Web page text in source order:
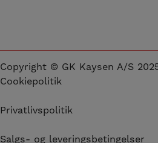
Copyright © GK Kaysen A/S
Cookiepolitik
Privatlivspolitik
Salgs- og leveringsbetingelser